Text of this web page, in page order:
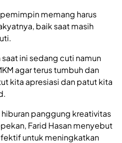
memang harus
baik saat masih
saat ini sedang cuti namun
agar terus tumbuh dan
kita apresiasi dan patut kita
panggung kreativitas
Farid Hasan menyebut
untuk meningkatkan